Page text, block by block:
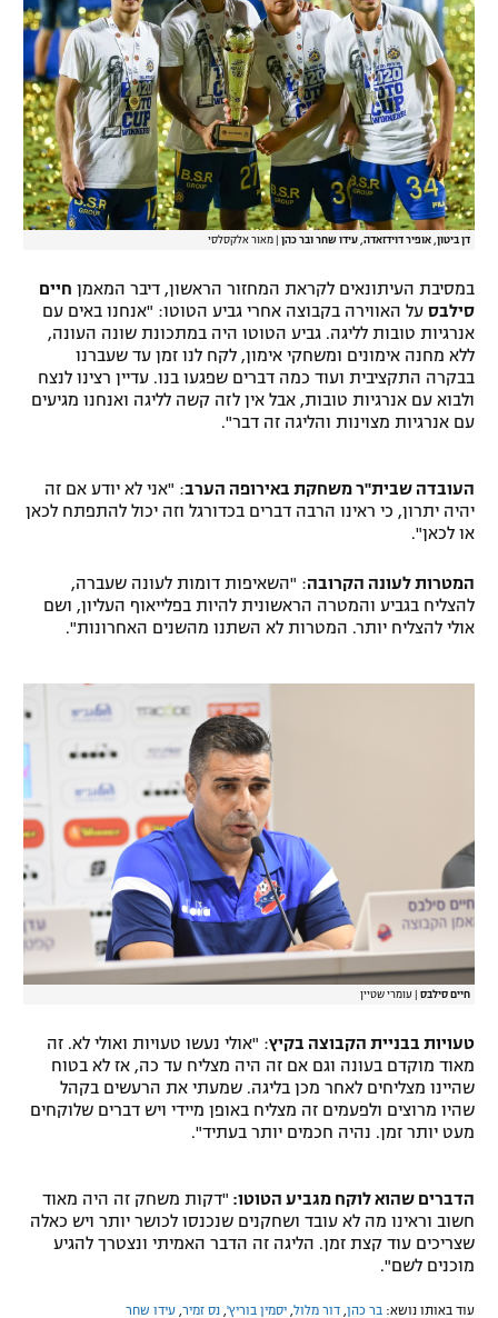
דן ביטון, אופיר דוידזאדה, עידו שחר ובר כהן מאור אלקסלסי
במסיבת העיתונאים לקראת המחזור הראשון, דיבר המאמן חיים
סילבס על האווירה בקבוצה אחרי גביע הטוטו: "אנחנו באים עם
אנרגיות טובות לליגה. גביע הטוטו היה במתכונת שונה העונה,
ללא מחנה אימונים ומשחקי אימון, לקח לנו זמן עד שעברנו
בבקרה התקציבית ועוד כמה דברים שפגעו בנו. עדיין רצינו לנצח
ולבוא עם אנרגיות טובות, אבל אין לזה קשה לליגה ואנחנו מגיעים
עם אנרגיות מצוינות והליגה זה דבר".
העובדה שבית"ר משחקת באירופה הערב: "אני לא יודע אם זה
יהיה יתרון, כי ראינו הרבה דברים בכדורגל וזה יכול להתפתח לכאן
או לכאן".
המטרות לעונה הקרובה: "השאיפות דומות לעונה שעברה,
להצליח בגביע והמטרה הראשונית להיות בפלייאוף העליון, ושם
אולי להצליח יותר. המטרות לא השתנו מהשנים האחרונות".
חיים סילבס עומרי שטיין
טעויות בבניית הקבוצה בקיץ: "אולי נעשו טעויות ואולי לא. זה
מאוד מוקדם בעונה וגם אם זה היה מצליח עד כה, אז לא בטוח
שהיינו מצליחים לאחר מכן בליגה. שמעתי את הרעשים בקהל
שהיו מרוצים ולפעמים זה מצליח באופן מיידי ויש דברים שלוקחים
מעט יותר זמן. נהיה חכמים יותר בעתיד".
הדברים שהוא לוקח מגביע הטוטו: "דקות משחק זה היה מאוד
חשוב וראינו מה לא עובד ושחקנים שנכנסו לכושר יותר ויש כאלה
שצריכים עוד קצת זמן. הליגה זה הדבר האמיתי ונצטרך להגיע
מוכנים לשם".
עוד באותו נושא: בר כהן דור מלול יסמין בוריץ' נס זמיר עידו שחר